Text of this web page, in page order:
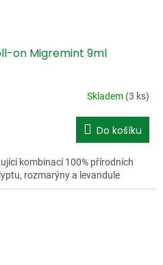
on Migremint 9ml
Skladem (3 ks)
Do košíku
kombinací 100% přírodních
rozmarýny a levandule